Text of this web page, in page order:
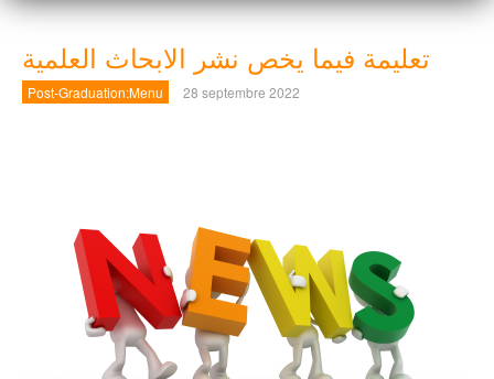
تعليمة فيما يخص نشر الابحاث العلمية
Post-Graduation:Menu 28 septembre 2022